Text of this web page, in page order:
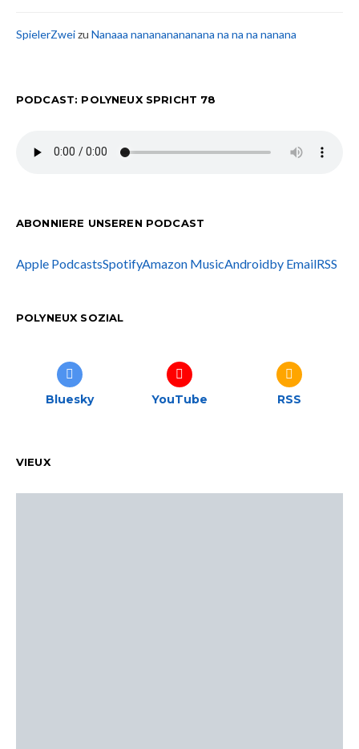
SpielerZweizu Nanaaa nanananananana na na na nanana
PODCAST: POLYNEUX SPRICHT 78
ABONNIERE UNSEREN PODCAST
Apple PodcastsSpotifyAmazon MusicAndroidby EmailRSS
POLYNEUX SOZIAL
Bluesky YouTube RSS
VIEUX